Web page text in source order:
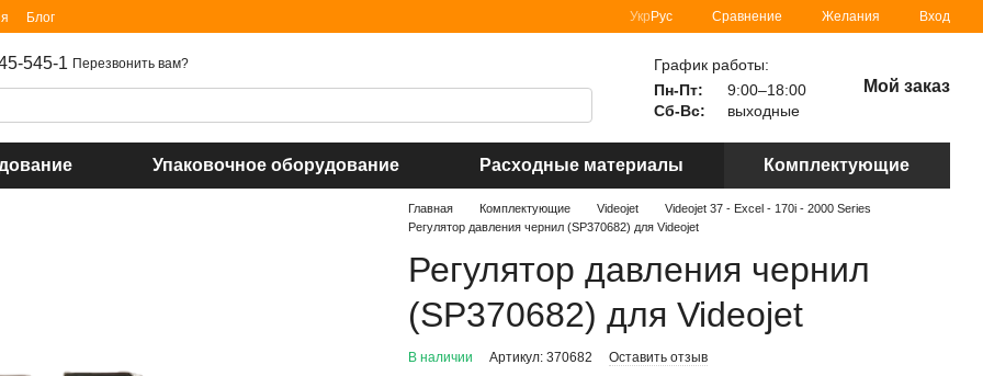
Блог Укр Рус Сравнение Желания Вход
545-1 Перезвонить вам?
График работы:
Пн-Пт:
9:00–18:00
Сб-Вс:
выходные
Мой заказ
Упаковочное оборудование Расходные материалы Комплектующие
Главная Комплектующие Videojet
Videojet 37 - Excel - 170i - 2000 Series
Регулятор давления чернил (SP370682) для Videojet
Регулятор давления чернил
(SP370682) для Videojet
В наличии Артикул: 370682 Оставить отзыв